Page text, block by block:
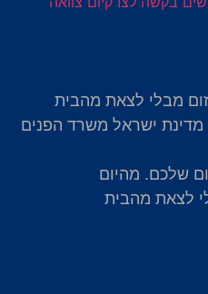
מבלי לצאת מהבית
מדינת ישראל משרד הפנים
שלכם. מהיום
לצאת מהבית